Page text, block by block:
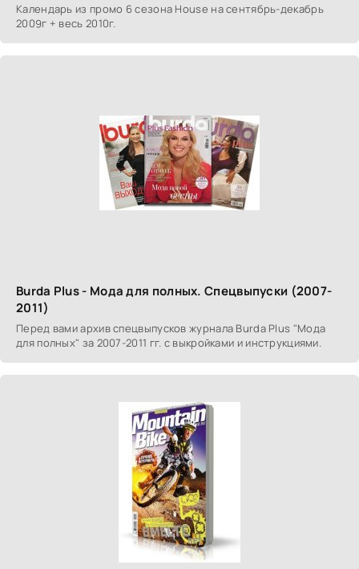
Календарь из промо 6 сезона House на сентябрь-декабрь
2009г + весь 2010г.
Burda Plus - Мода для полных. Спецвыпуски (2007-
2011)
Перед вами архив спецвыпусков журнала Burda Plus "Мода
для полных" за 2007-2011 гг. с выкройками и инструкциями.